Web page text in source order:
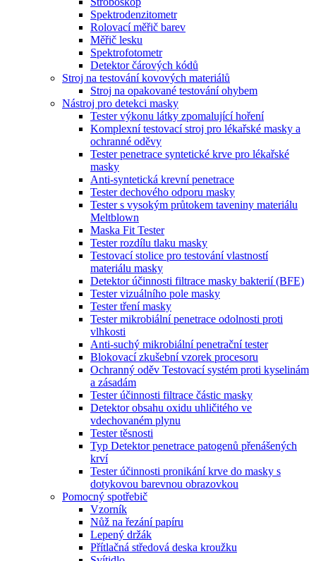
Spektrodenzitometr
Rolovací měřič barev
Měřič lesku
Spektrofotometr
Detektor čárových kódů
Stroj na testování kovových materiálů
Stroj na opakované testování ohybem
Nástroj pro detekci masky
Tester výkonu látky zpomalující hoření
Komplexní testovací stroj pro lékařské masky a
ochranné oděvy
Tester penetrace syntetické krve pro lékařské
masky
Anti-syntetická krevní penetrace
Tester dechového odporu masky
Tester s vysokým průtokem taveniny materiálu
Meltblown
Maska Fit Tester
Tester rozdílu tlaku masky
Testovací stolice pro testování vlastností
materiálu masky
Detektor účinnosti filtrace masky bakterií (BFE)
Tester vizuálního pole masky
Tester tření masky
Tester mikrobiální penetrace odolnosti proti
vlhkosti
Anti-suchý mikrobiální penetrační tester
Blokovací zkušební vzorek procesoru
Ochranný oděv Testovací systém proti kyselinám
a zásadám
Tester účinnosti filtrace částic masky
Detektor obsahu oxidu uhličitého ve
vdechovaném plynu
Tester těsnosti
Typ Detektor penetrace patogenů přenášených
krví
Tester účinnosti pronikání krve do masky s
dotykovou barevnou obrazovkou
Pomocný spotřebič
Vzorník
Nůž na řezání papíru
Lepený držák
Přítlačná středová deska kroužku